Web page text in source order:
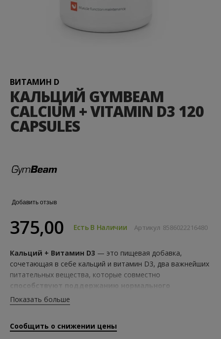
галереи
изображений
ВИТАМИН D
КАЛЬЦИЙ GYMBEAM
CALCIUM + VITAMIN D3 120
CAPSULES
Добавить отзыв
375,00 Есть В Наличии Артикул 8586022216480
Кальций + Витамин D3 — это пищевая добавка,
сочетающая в себе кальций и витамин D3, два важнейших
питательных вещества, которые совместно
способствуют поддержанию нормального
состояния костей
функций. Кальций — самый распространенный минерал в
костейизубов,а витамин D3 способствует
Показать больше
Сообщить о снижении цены